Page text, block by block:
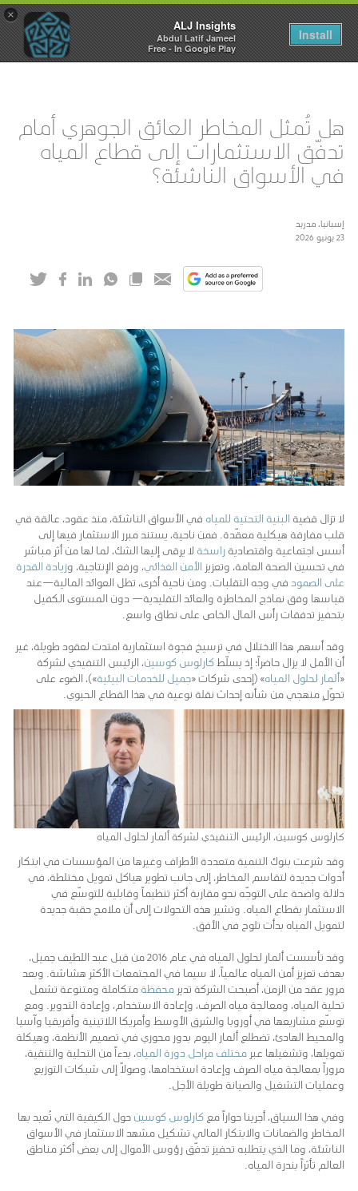
×
ALJ Insights
Abdul Latif Jameel
Free - In Google Play
Install
Toggle
navigation
هل تُمثل المخاطر العائق الجوهري أمام
تدفّق الاستثمارات إلى قطاع المياه
في الأسواق الناشئة؟
إسبانيا، مدريد
23 يونيو 2026
لا تزال قضية البنية التحتية للمياه في الأسواق الناشئة، منذ عقود، عالقة في
قلب مفارقة هيكلية معقّدة. فمن ناحية، يستند مبرر الاستثمار فيها إلى
أسس اجتماعية واقتصاديةراسخة لا يرقى إليها الشك، لما لها من أثر مباشر
في تحسين الصحة العامة، وتعزيز الأمن الغذائي، ورفع الإنتاجية، وزيادة القدرة
على الصمود في وجه التقلبات. ومن ناحية أخرى، تظل العوائد المالية—عند
قياسها وفق نماذج المخاطرة والعائد التقليدية— دون المستوى الكفيل
بتحفيز تدفقات رأس المال الخاص على نطاق واسع.
وقد أسهم هذا الاختلال في ترسيخ فجوة استثمارية امتدت لعقود طويلة، غير
أن الأمل لا يزال حاضراً؛ إذ يسلّطكارلوس كوسين، الرئيس التنفيذي لشركة
«ألمار لحلول المياه» (إحدى شركات «جميل للخدمات البيئية»)، الضوء على
تحوّلٍ منهجي من شأنه إحداث نقلة نوعية في هذا القطاع الحيوي.
كارلوس كوسين، الرئيس التنفيذي لشركة ألمار لحلول المياه
وقد شرعت بنوك التنمية متعددة الأطراف وغيرها من المؤسسات في ابتكار
أدوات جديدة لتقاسم المخاطر، إلى جانب تطوير هياكل تمويل مختلطة، في
دلالة واضحة على التوجّه نحو مقاربة أكثر تنظيماً وقابلية للتوسّع في
الاستثمار بقطاع المياه. وتشير هذه التحولات إلى أن ملامح حقبة جديدة
لتمويل المياه بدأت تلوح في الأفق.
وقد تأسست ألمار لحلول المياه في عام 2016 من قبل عبد اللطيف جميل،
بهدف تعزيز أمن المياه عالمياً، لا سيما في المجتمعات الأكثر هشاشة. وبعد
مرور عقد من الزمن، أصبحت الشركة تدير محفظةمتكاملة ومتنوعة تشمل
تحلية المياه، ومعالجة مياه الصرف، وإعادة الاستخدام، وإعادة التدوير. ومع
توسّع مشاريعها في أوروبا والشرق الأوسط وأمريكا اللاتينية وأفريقيا وآسيا
والمحيط الهادئ، تضطلع ألمار اليوم بدور محوري في تصميم الأنظمة، وهيكلة
تمويلها، وتشغيلها عبر مختلف مراحل دورة المياه، بدءاً من التحلية والتنقية،
مروراً بمعالجة مياه الصرف وإعادة استخدامها، وصولاً إلى شبكات التوزيع
وعمليات التشغيل والصيانة طويلة الأجل.
وفي هذا السياق، أجرينا حواراً مع كارلوس كوسين حول الكيفية التي تُعيد بها
المخاطر والضمانات والابتكار المالي تشكيل مشهد الاستثمار في الأسواق
الناشئة، وما الذي يتطلبه تحفيز تدفّق رؤوس الأموال إلى بعض أكثر مناطق
العالم تأثراً بندرة المياه.